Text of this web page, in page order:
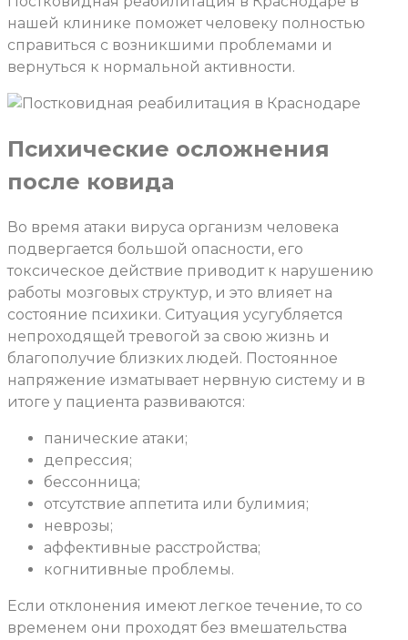
нашей клинике поможет человеку полностью
справиться с возникшими проблемами и
вернуться к нормальной активности.
Психические осложнения
после ковида
Во время атаки вируса организм человека
подвергается большой опасности, его
токсическое действие приводит к нарушению
работы мозговых структур, и это влияет на
состояние психики. Ситуация усугубляется
непроходящей тревогой за свою жизнь и
благополучие близких людей. Постоянное
напряжение изматывает нервную систему и в
итоге у пациента развиваются:
панические атаки;
депрессия;
бессонница;
отсутствие аппетита или булимия;
неврозы;
аффективные расстройства;
когнитивные проблемы.
Если отклонения имеют легкое течение, то со
временем они проходят без вмешательства